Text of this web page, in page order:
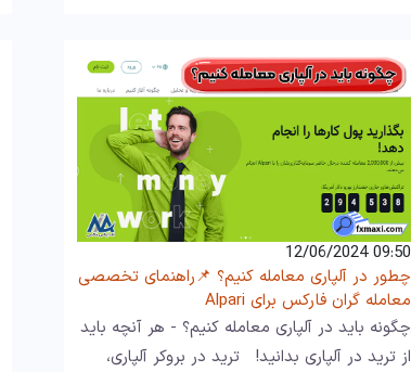
09:50 12/06/2024
چطور در آلپاری معامله کنیم؟ 📌راهنمای تخصصی
معامله گران فارکس برای Alpari
چگونه باید در آلپاری معامله کنیم؟ - هر آنچه باید
از ترید در آلپاری بدانید! ترید در بروکر آلپاری،